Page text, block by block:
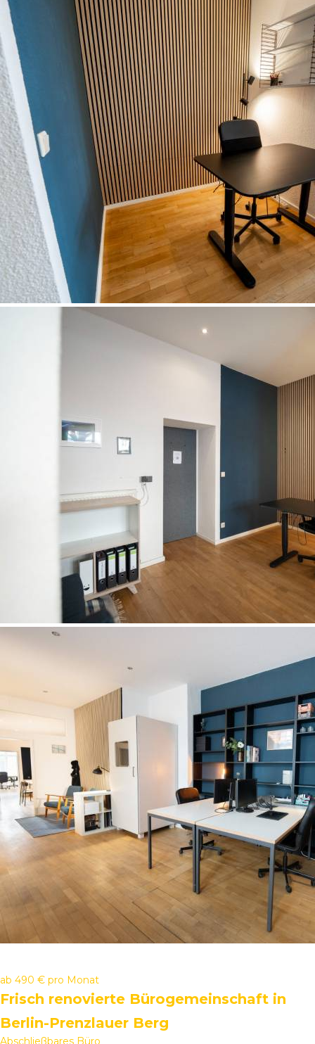
ab 490 € pro Monat
Frisch renovierte Bürogemeinschaft in
Berlin-Prenzlauer Berg
Abschließbares Büro